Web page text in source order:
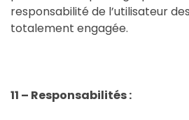
responsabilité de l’utilisateur
totalement engagée.
11 – Responsabilités :